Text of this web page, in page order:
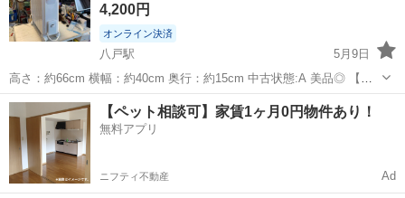
4,200円
オンライン決済
八戸駅
5月9日
高さ：約66cm 横幅：約40cm 奥行：約15cm 中古状態:A 美品◎ 【店
舗引渡の場合】 住所:〒039-1105 八戸市八幡五日町31-1 営業時間:9
時〜17時 定休日:水曜日・その他不定休もあり ※商品はす...
青森 八戸市 八戸駅 季節、空調家電 モダンデコ
【ペット相談可】家賃1ヶ月0円物件あり！
無料アプリ
ニフティ不動産 Ad